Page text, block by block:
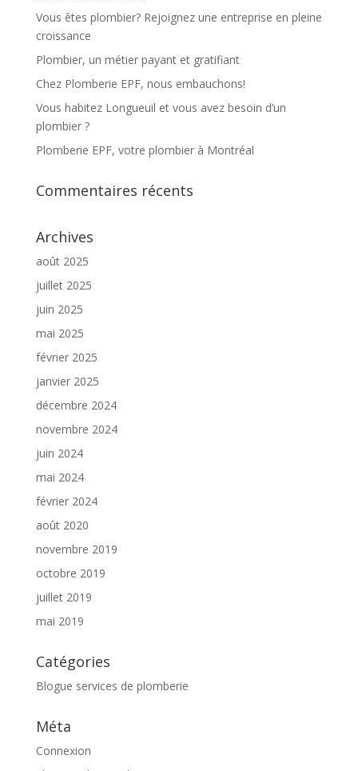
Vous êtes plombier? Rejoignez une entreprise en pleine
croissance
Plombier, un métier payant et gratifiant
Chez Plomberie EPF, nous embauchons!
Vous habitez Longueuil et vous avez besoin d’un
plombier ?
Plomberie EPF, votre plombier à Montréal
Commentaires récents
Archives
août 2025
juillet 2025
juin 2025
mai 2025
février 2025
janvier 2025
décembre 2024
novembre 2024
juin 2024
mai 2024
février 2024
août 2020
novembre 2019
octobre 2019
juillet 2019
mai 2019
Catégories
Blogue services de plomberie
Méta
Connexion